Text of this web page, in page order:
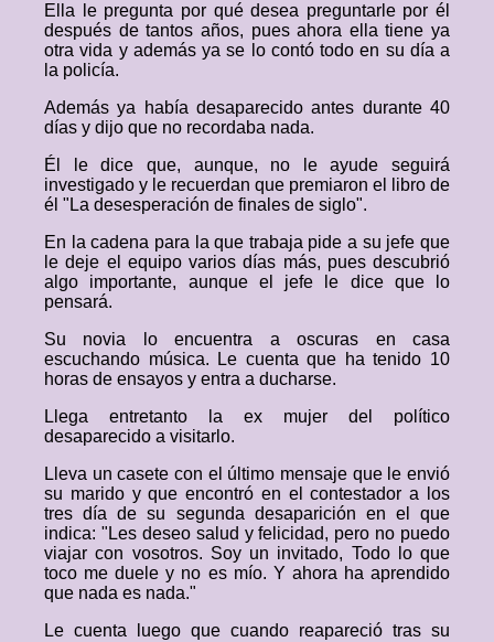
Ella le pregunta por qué desea preguntarle por él
después de tantos años, pues ahora ella tiene ya
otra vida y además ya se lo contó todo en su día a
la policía.
Además ya había desaparecido antes durante 40
días y dijo que no recordaba nada.
Él le dice que, aunque, no le ayude seguirá
investigado y le recuerdan que premiaron el libro de
él "La desesperación de finales de siglo".
En la cadena para la que trabaja pide a su jefe que
le deje el equipo varios días más, pues descubrió
algo importante, aunque el jefe le dice que lo
pensará.
Su novia lo encuentra a oscuras en casa
escuchando música. Le cuenta que ha tenido 10
horas de ensayos y entra a ducharse.
Llega entretanto la ex mujer del político
desaparecido a visitarlo.
Lleva un casete con el último mensaje que le envió
su marido y que encontró en el contestador a los
tres día de su segunda desaparición en el que
indica: "Les deseo salud y felicidad, pero no puedo
viajar con vosotros. Soy un invitado, Todo lo que
toco me duele y no es mío. Y ahora ha aprendido
que nada es nada."
Le cuenta luego que cuando reapareció tras su